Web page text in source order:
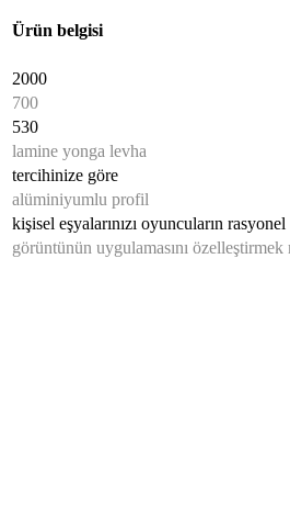
Ürün belgisi
2000
700
530
lamine yonga levha
tercihinize göre
alüminiyumlu profil
kişisel eşyalarınızı oyuncuların
görüntünün uygulamasını